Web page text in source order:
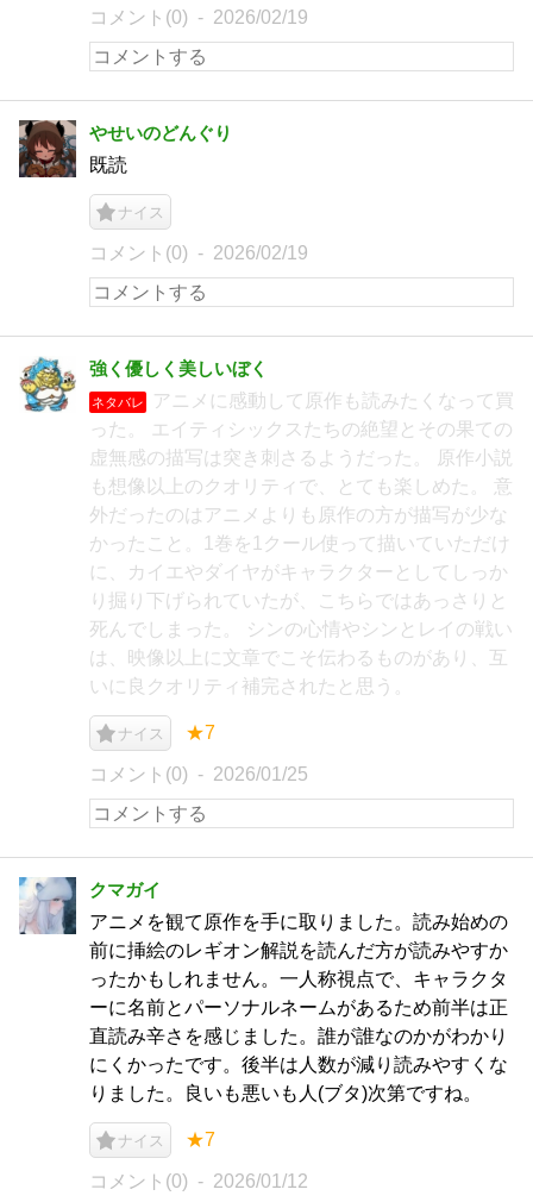
コメント(0) 2026/02/19
やせいのどんぐり
既読
ナイス
コメント(0) 2026/02/19
強く優しく美しいぼく
ネタバレ
アニメに感動して原作も読みたくなって買
った。 エイティシックスたちの絶望とその果ての
虚無感の描写は突き刺さるようだった。 原作小説
も想像以上のクオリティで、とても楽しめた。 意
外だったのはアニメよりも原作の方が描写が少な
かったこと。1巻を1クール使って描いていただけ
に、カイエやダイヤがキャラクターとしてしっか
り掘り下げられていたが、こちらではあっさりと
死んでしまった。 シンの心情やシンとレイの戦い
は、映像以上に文章でこそ伝わるものがあり、互
いに良クオリティ補完されたと思う。
ナイス ★7
コメント(0) 2026/01/25
クマガイ
アニメを観て原作を手に取りました。読み始めの
前に挿絵のレギオン解説を読んだ方が読みやすか
ったかもしれません。一人称視点で、キャラクタ
ーに名前とパーソナルネームがあるため前半は正
直読み辛さを感じました。誰が誰なのかがわかり
にくかったです。後半は人数が減り読みやすくな
りました。良いも悪いも人(ブタ)次第ですね。
ナイス ★7
コメント(0) 2026/01/12